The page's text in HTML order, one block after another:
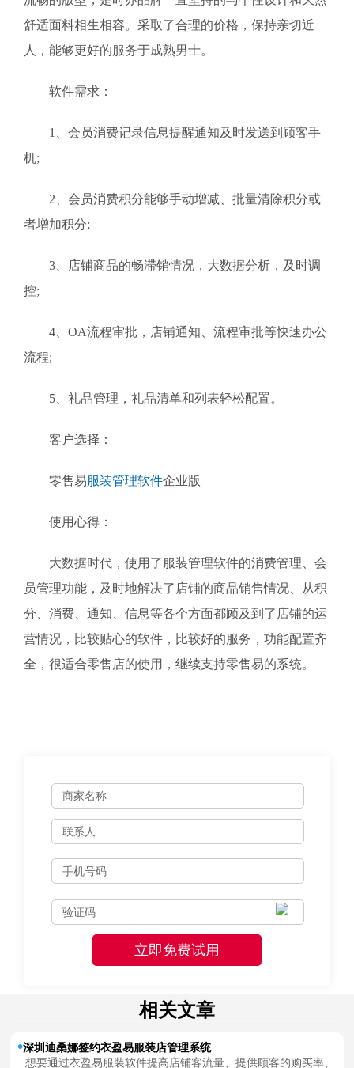
舒适面料相生相容。采取了合理的价格，保持亲切近
人，能够更好的服务于成熟男士。
软件需求：
1、会员消费记录信息提醒通知及时发送到顾客手
机;
2、会员消费积分能够手动增减、批量清除积分或
者增加积分;
3、店铺商品的畅滞销情况，大数据分析，及时调
控;
4、OA流程审批，店铺通知、流程审批等快速办公
流程;
5、礼品管理，礼品清单和列表轻松配置。
客户选择：
零售易服装管理软件企业版
使用心得：
大数据时代，使用了服装管理软件的消费管理、会
员管理功能，及时地解决了店铺的商品销售情况、从积
分、消费、通知、信息等各个方面都顾及到了店铺的运
营情况，比较贴心的软件，比较好的服务，功能配置齐
全，很适合零售店的使用，继续支持零售易的系统。
相关文章
深圳迪桑娜签约衣盈易服装店管理系统
想要通过衣盈易服装软件提高店铺客流量、提供顾客的购买率、